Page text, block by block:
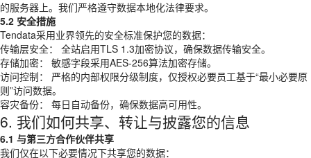
的服务器上。我们严格遵守数据本地化法律要求。
5.2 安全措施
Tendata采用业界领先的安全标准保护您的数据：
传输层安全： 全站启用TLS 1.3加密协议，确保数据传输安全。
存储加密： 敏感字段采用AES-256算法加密存储。
访问控制： 严格的内部权限分级制度，仅授权必要员工基于“最小必要原
则”访问数据。
容灾备份： 每日自动备份，确保数据高可用性。
6. 我们如何共享、转让与披露您的信息
6.1 与第三方合作伙伴共享
我们仅在以下必要情况下共享您的数据：